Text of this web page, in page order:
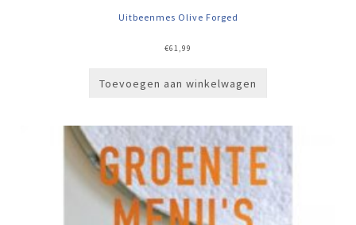
Uitbeenmes Olive Forged
€61,99
Toevoegen aan winkelwagen